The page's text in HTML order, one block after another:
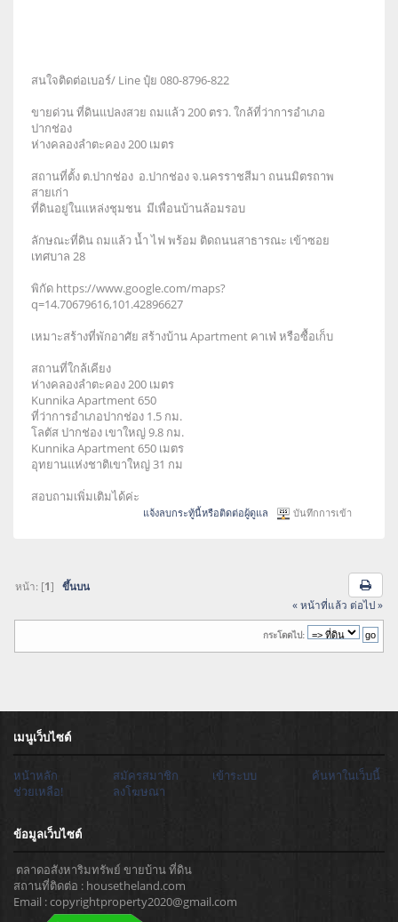
สนใจติดต่อเบอร์/ Line ปุ๋ย 080-8796-822
ขายด่วน ที่ดินแปลงสวย ถมแล้ว 200 ตรว. ใกล้ที่ว่าการอำเภอ
ปากช่อง
ห่างคลองลำตะคอง 200 เมตร
สถานที่ตั้ง ต.ปากช่อง อ.ปากช่อง จ.นครราชสีมา ถนนมิตรถาพ
สายเก่า
ที่ดินอยู่ในแหล่งชุมชน มีเพื่อนบ้านล้อมรอบ
ลักษณะที่ดิน ถมแล้ว น้ำ ไฟ พร้อม ติดถนนสาธารณะ เข้าซอย
เทศบาล 28
พิกัด https://www.google.com/maps?
q=14.70679616,101.42896627
เหมาะสร้างที่พักอาศัย สร้างบ้าน Apartment คาเฟ่ หรือซื้อเก็บ
สถานที่ใกล้เคียง
ห่างคลองลำตะคอง 200 เมตร
Kunnika Apartment 650
ที่ว่าการอำเภอปากช่อง 1.5 กม.
โลตัส ปากช่อง เขาใหญ่ 9.8 กม.
Kunnika Apartment 650 เมตร
อุทยานแห่งชาติเขาใหญ่ 31 กม
สอบถามเพิ่มเติมได้ค่ะ
แจ้งลบกระทู้นี้หรือติดต่อผู้ดูแล บันทึกการเข้า
หน้า: [1]ขึ้นบน
« หน้าที่แล้ว ต่อไป »
กระโดดไป:
เมนูเว็บไซต์
หน้าหลัก สมัครสมาชิก เข้าระบบ
ค้นหาในเว็บนี้
ช่วยเหลือ!
ลงโฆษณา
ข้อมูลเว็บไซต์
ตลาดอสังหาริมทรัพย์ ขายบ้าน ที่ดิน
สถานที่ติดต่อ : housetheland.com
Email : copyrightproperty2020@gmail.com